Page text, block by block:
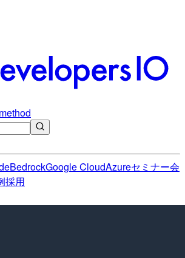
BedrockGoogle CloudAzureセミナー会
採用